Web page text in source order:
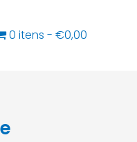
0 itens €0,00